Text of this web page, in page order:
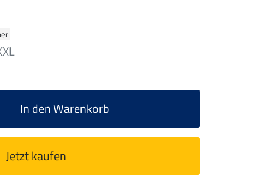
In den Warenkorb
Jetzt kaufen